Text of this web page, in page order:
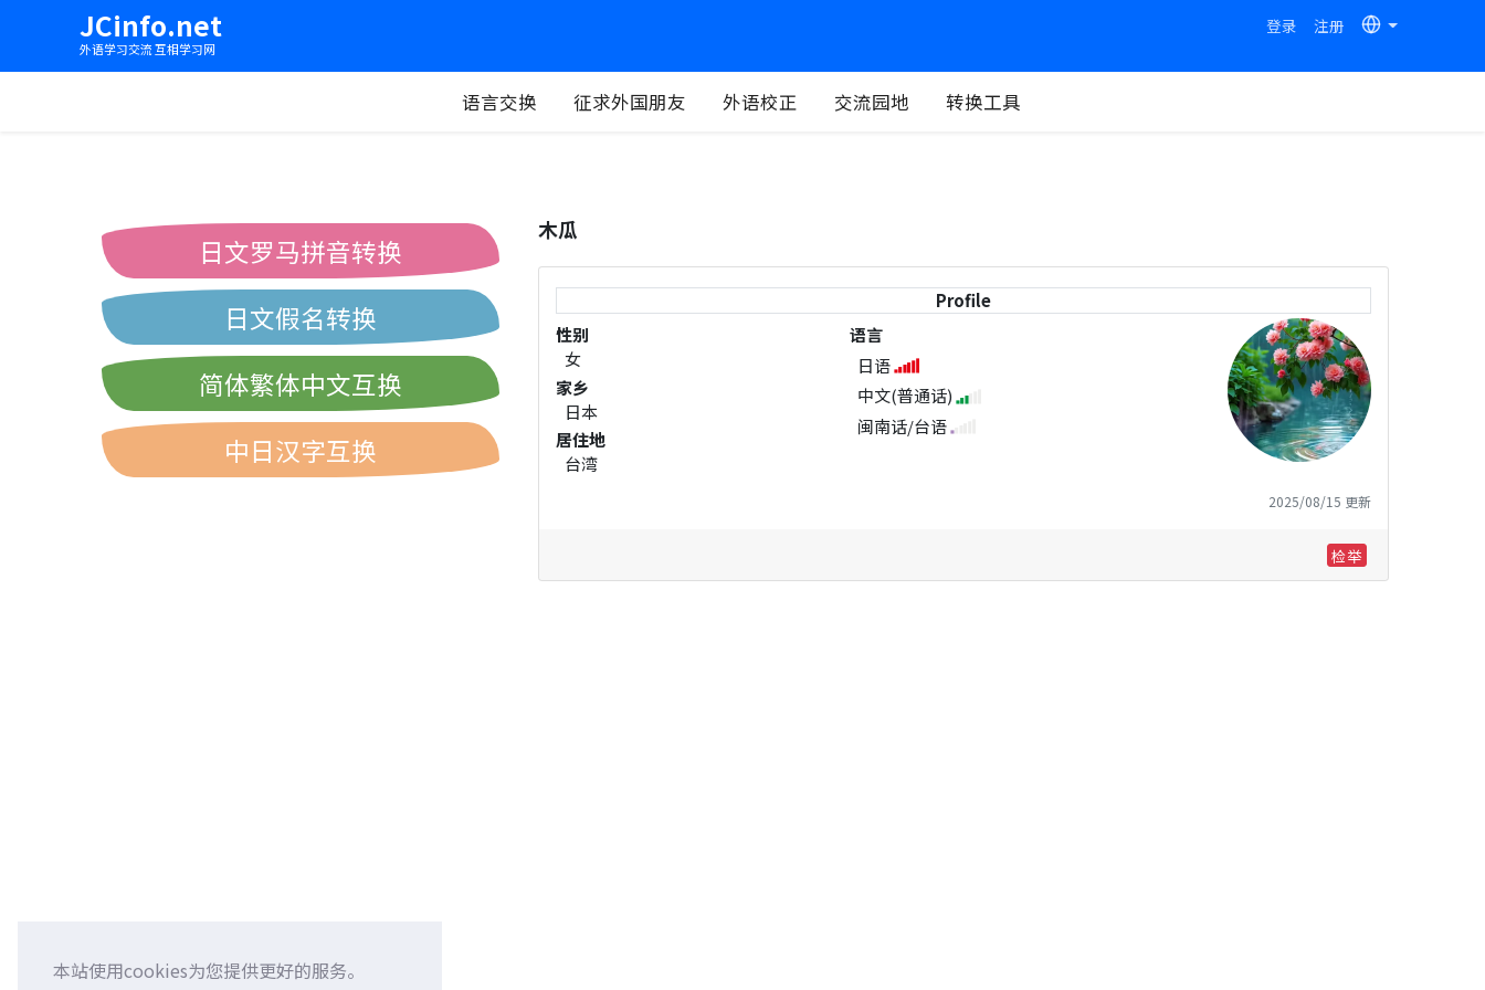
本站使用cookies为您提供更好的服务。
JCinfo.net
外语学习交流 互相学习网
登录 注册
语言交换 征求外国朋友 外语校正 交流园地 转换工具
木瓜
Profile
性别
女
家乡
日本
居住地
台湾
语言
日语
中文(普通话)
闽南话/台语
2025/08/15 更新
检举
日文罗马拼音转换
日文假名转换
简体繁体中文互换
中日汉字互换